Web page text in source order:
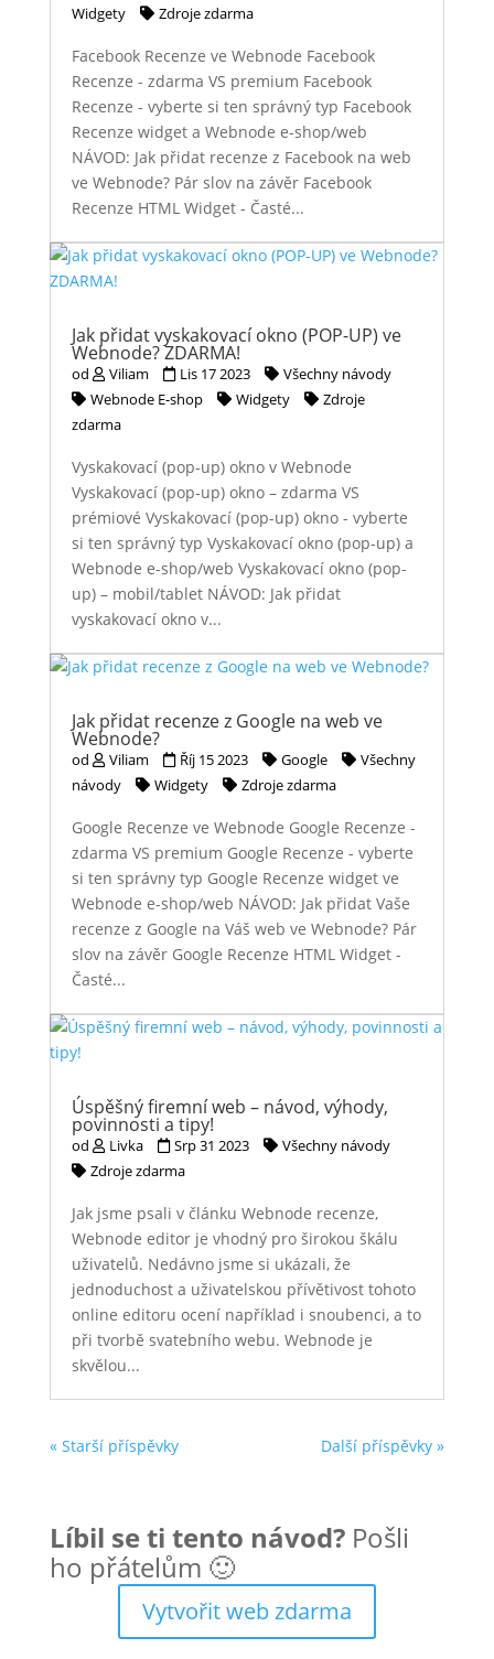
Widgety Zdroje zdarma
Facebook Recenze ve Webnode Facebook
Recenze - zdarma VS premium Facebook
Recenze - vyberte si ten správný typ Facebook
Recenze widget a Webnode e-shop/web
NÁVOD: Jak přidat recenze z Facebook na web
ve Webnode? Pár slov na závěr Facebook
Recenze HTML Widget - Časté...
Jak přidat vyskakovací okno (POP-UP) ve
Webnode? ZDARMA!
od Viliam Lis 17 2023
Všechny návody
Webnode E-shop
Widgety
Zdroje
zdarma
Vyskakovací (pop-up) okno v Webnode
Vyskakovací (pop-up) okno – zdarma VS
prémiové Vyskakovací (pop-up) okno - vyberte
si ten správný typ Vyskakovací okno (pop-up) a
Webnode e-shop/web Vyskakovací okno (pop-
up) – mobil/tablet NÁVOD: Jak přidat
vyskakovací okno v...
Jak přidat recenze z Google na web ve
Webnode?
od Viliam Říj 15 2023 Google
Všechny
návody
Widgety Zdroje zdarma
Google Recenze ve Webnode Google Recenze -
zdarma VS premium Google Recenze - vyberte
si ten správny typ Google Recenze widget ve
Webnode e-shop/web NÁVOD: Jak přidat Vaše
recenze z Google na Váš web ve Webnode? Pár
slov na závěr Google Recenze HTML Widget -
Časté...
Úspěšný firemní web – návod, výhody,
povinnosti a tipy!
od Livka Srp 31 2023
Všechny návody
Zdroje zdarma
Jak jsme psali v článku Webnode recenze,
Webnode editor je vhodný pro širokou škálu
uživatelů. Nedávno jsme si ukázali, že
jednoduchost a uživatelskou přívětivost tohoto
online editoru ocení například i snoubenci, a to
při tvorbě svatebního webu. Webnode je
skvělou...
« Starší příspěvky Další příspěvky »
Líbil se ti tento návod?Pošli
ho přátelům 🙂
Vytvořit web zdarma